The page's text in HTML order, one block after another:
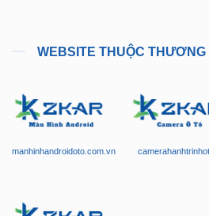
WEBSITE THUỘC
manhinhandroidoto.com.vn